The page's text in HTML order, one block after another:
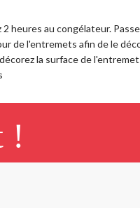
2 heures au congélateur.
de l'entremets afin de le
la surface de
!